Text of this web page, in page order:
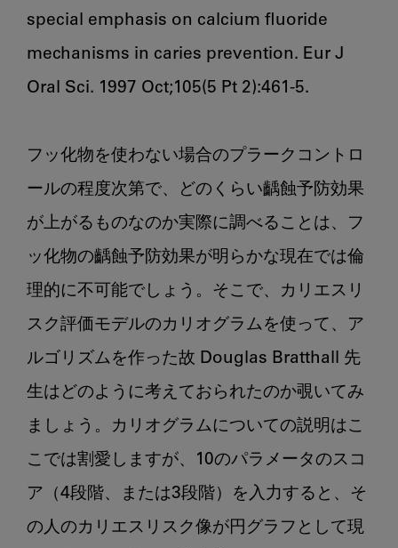
special emphasis on calcium fluoride
mechanisms in caries prevention. Eur J
Oral Sci. 1997 Oct;105(5 Pt 2):461-5.
フッ化物を使わない場合のプラークコントロ
ールの程度次第で、どのくらい齲蝕予防効果
が上がるものなのか実際に調べることは、フ
ッ化物の齲蝕予防効果が明らかな現在では倫
理的に不可能でしょう。そこで、カリエスリ
スク評価モデルのカリオグラムを使って、ア
ルゴリズムを作った故 Douglas Bratthall 先
生はどのように考えておられたのか覗いてみ
ましょう。カリオグラムについての説明はこ
こでは割愛しますが、10のパラメータのスコ
ア（4段階、または3段階）を入力すると、そ
の人のカリエスリスク像が円グラフとして現